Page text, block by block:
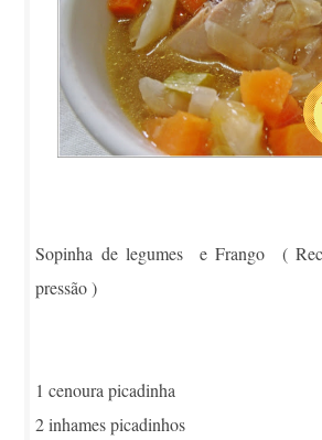
Sopinha de legumes e Frango (
pressão )
1 cenoura picadinha
2 inhames picadinhos